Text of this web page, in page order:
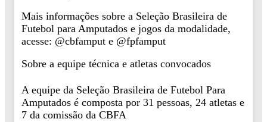
Mais informações sobre a Seleção Brasileira de
Futebol para Amputados e jogos da modalidade,
acesse: @cbfamput e @fpfamput
Sobre a equipe técnica e atletas convocados
A equipe da Seleção Brasileira de Futebol Para
Amputados é composta por 31 pessoas, 24 atletas e
7 da comissão da CBFA